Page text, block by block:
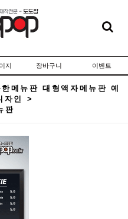
지 장바구니 이벤트
메뉴판 대형액자메뉴판 예
자인 >
판